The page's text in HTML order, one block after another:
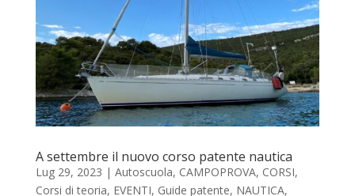
A settembre il nuovo corso patente nautica
Lug 29, 2023 | Autoscuola, CAMPOPROVA, CORSI,
Corsi di teoria, EVENTI, Guide patente, NAUTICA,